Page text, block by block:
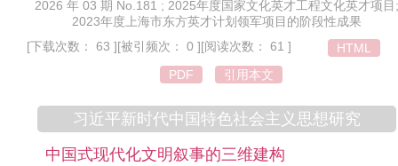
际体系维度看，资本主义世界体系的稳定性与国际体系的
期性震荡之间存在显著张力；从历史趋势维度看，帝国主
正处于和平与战争交织、合作与对抗并行以及社会主义与
本主义长期博弈的关键期。帝国主义呈现出一系列新的发
性不仅没有改变，反而更为剧烈，正是这种发展的急剧不
衡性给世界带来了诸多的不确定性，并推动百年变局加速
进。因此，列宁帝国主义论依然具有强大的现实解释力、
2026 年 03 期 No.181 ; 2025年度国家文化英才工程文化英才项目;
2023年度上海市东方英才计划领军项目的阶段性成果
[下载次数： 63 ][被引频次： 0 ][阅读次数： 61 ]
HTML
PDF
引用本文
习近平新时代中国特色社会主义思想研究
中国式现代化文明叙事的三维建构